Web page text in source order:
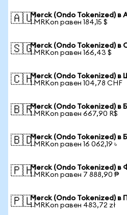
🇦🇺Merck (Ondo Tokenized) в
1 MRKon равен 184,15 $
🇸🇬Merck (Ondo Tokenized) в
1 MRKon равен 166,43 $
🇨🇭Merck (Ondo Tokenized) в
1 MRKon равен 104,78 CHF
🇧🇷Merck (Ondo Tokenized) в
1 MRKon равен 667,90 R$
🇧🇩Merck (Ondo Tokenized) в
1 MRKon равен 16 062,19 ৳
🇵🇭Merck (Ondo Tokenized) в
1 MRKon равен 7 888,90 ₱
🇵🇱Merck (Ondo Tokenized) в
1 MRKon равен 483,72 zł